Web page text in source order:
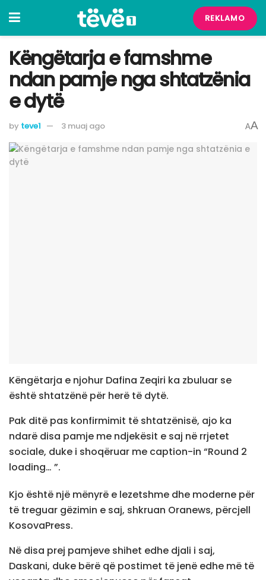
REKLAMO
​Këngëtarja e famshme
ndan pamje nga shtatzënia
e dytë
by teve1 3 muaj ago AA
Këngëtarja e njohur Dafina Zeqiri ka zbuluar se
është shtatzënë për herë të dytë.
Pak ditë pas konfirmimit të shtatzënisë, ajo ka
ndarë disa pamje me ndjekësit e saj në rrjetet
sociale, duke i shoqëruar me caption-in “Round 2
loading… ”.
Kjo është një mënyrë e lezetshme dhe moderne për
të treguar gëzimin e saj, shkruan Oranews, përcjell
KosovaPress.
Në disa prej pamjeve shihet edhe djali i saj,
Daskani, duke bërë që postimet të jenë edhe më të